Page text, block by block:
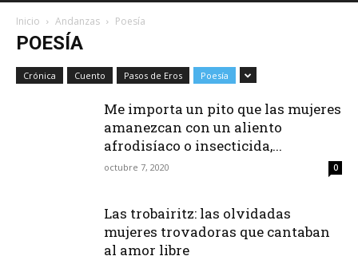
Mx
Inicio Andanzas Poesía
POESÍA
Crónica Cuento Pasos de Eros Poesía
Me importa un pito que las mujeres
amanezcan con un aliento
afrodisíaco o insecticida,...
octubre 7, 2020 0
Las trobairitz: las olvidadas
mujeres trovadoras que cantaban
al amor libre